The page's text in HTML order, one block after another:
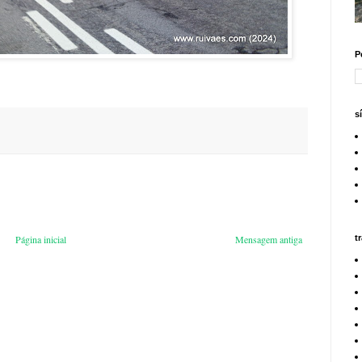
Mensagem antiga
Página inicial